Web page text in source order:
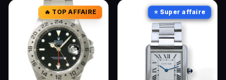
🔥 TOP AFFAIRE ⭐ Super affaire